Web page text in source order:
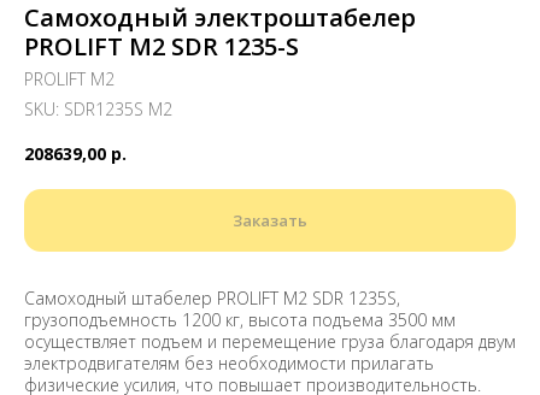
Самоходный электроштабелер
PROLIFT M2 SDR 1235-S
PROLIFT M2
SKU: SDR1235S M2
208639,00 р.
Заказать
Самоходный штабелер PROLIFT M2 SDR 1235S,
грузоподъемность 1200 кг, высота подъема 3500 мм
осуществляет подъем и перемещение груза благодаря двум
электродвигателям без необходимости прилагать
физические усилия, что повышает производительность.